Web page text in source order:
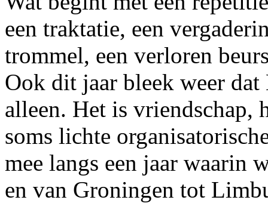
een traktatie, een
trommel, een verloren
Ook dit jaar bleek weer
alleen. Het is vriendschap,
soms lichte
mee langs een jaar waarin
en van Groningen tot